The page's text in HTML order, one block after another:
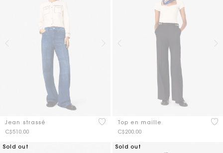
Jean strassé
C$510.00
3,6 out of 5 Customer Rating
Top en maille
C$200.00
4,1
Sold out Sold out